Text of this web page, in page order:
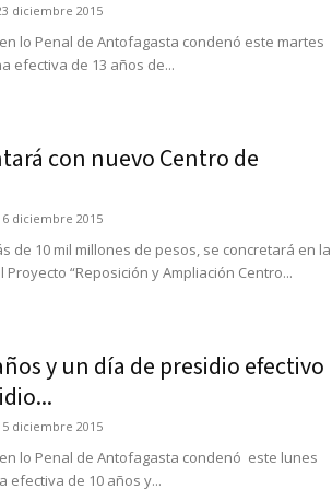
diciembre 2015
lo Penal de Antofagasta condenó este martes
efectiva de 13 años de...
con nuevo Centro de
diciembre 2015
de 10 mil millones de pesos, se concretará en la
“Reposición y Ampliación Centro...
y un día de presidio efectivo
diciembre 2015
en lo Penal de Antofagasta condenó este lunes
efectiva de 10 años y...